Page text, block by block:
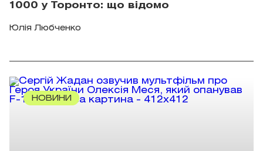
1000 у Торонто: що відомо
Юлія Любченко
НОВИНИ